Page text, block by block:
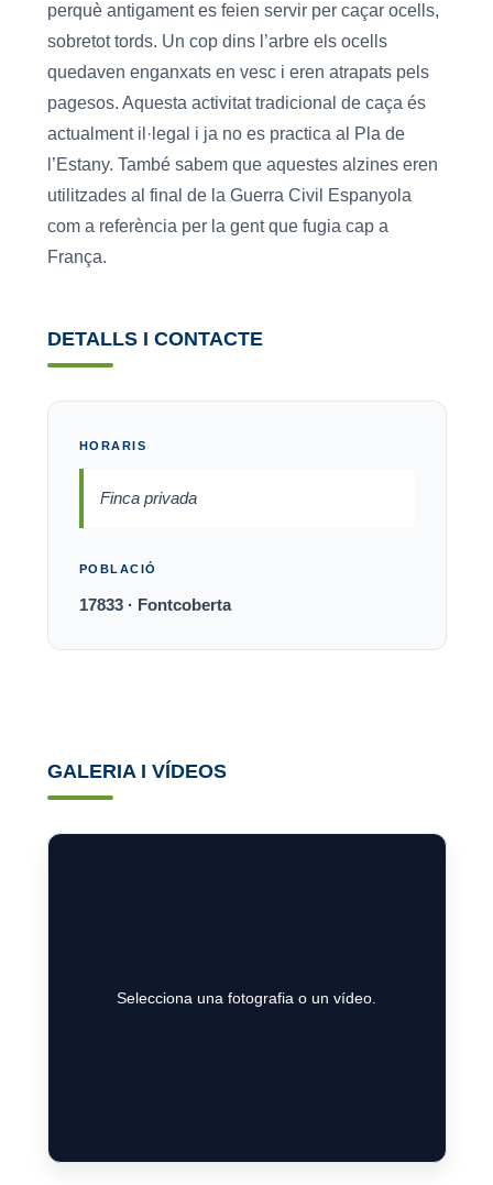
perquè antigament es feien servir per caçar ocells,
sobretot tords. Un cop dins l’arbre els ocells
quedaven enganxats en vesc i eren atrapats pels
pagesos. Aquesta activitat tradicional de caça és
actualment il·legal i ja no es practica al Pla de
l’Estany. També sabem que aquestes alzines eren
utilitzades al final de la Guerra Civil Espanyola
com a referència per la gent que fugia cap a
França.
DETALLS I CONTACTE
HORARIS
Finca privada
POBLACIÓ
17833 · Fontcoberta
GALERIA I VÍDEOS
Selecciona una fotografia o un vídeo.